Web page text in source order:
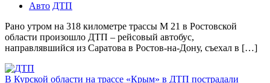
Авто ДТП
Рано утром на 318 километре трассы М 21 в Ростовской
области произошло ДТП – рейсовый автобус,
направлявшийся из Саратова в Ростов-на-Дону, съехал в […]
В Курской области на трассе «Крым» в ДТП пострадали